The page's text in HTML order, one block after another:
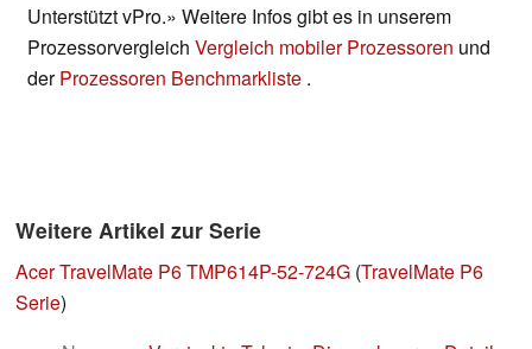
Unterstützt vPro.» Weitere Infos gibt es in unserem
Prozessorvergleich Vergleich mobiler Prozessoren und
derProzessoren Benchmarkliste .
Weitere Artikel zur Serie
Acer TravelMate P6 TMP614P-52-724G (TravelMate P6
Serie)